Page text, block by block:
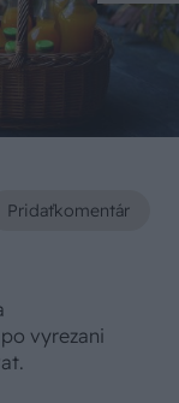
Pridaťkomentár
vyrezani